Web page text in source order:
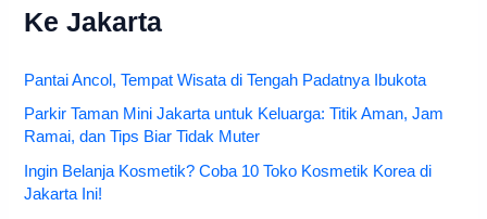
Ke Jakarta
Pantai Ancol, Tempat Wisata di Tengah Padatnya Ibukota
Parkir Taman Mini Jakarta untuk Keluarga: Titik Aman, Jam
Ramai, dan Tips Biar Tidak Muter
Ingin Belanja Kosmetik? Coba 10 Toko Kosmetik Korea di
Jakarta Ini!